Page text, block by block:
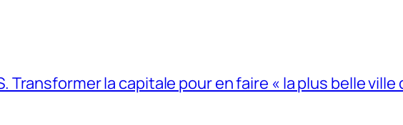
Transformer la capitale pour en faire « la plus belle